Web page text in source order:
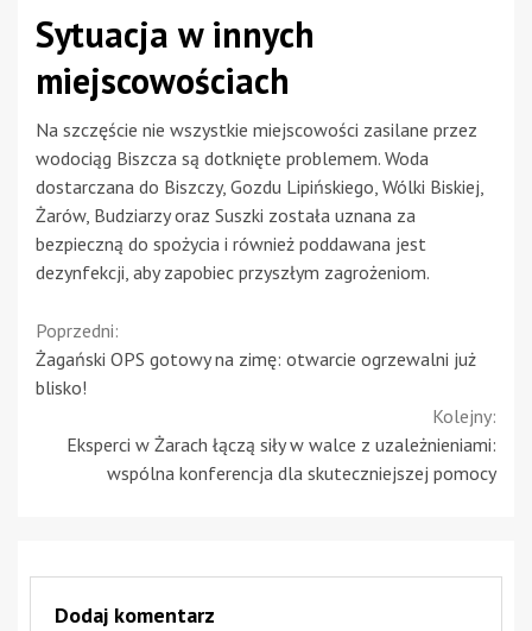
Sytuacja w innych
miejscowościach
Na szczęście nie wszystkie miejscowości zasilane przez
wodociąg Biszcza są dotknięte problemem. Woda
dostarczana do Biszczy, Gozdu Lipińskiego, Wólki Biskiej,
Żarów, Budziarzy oraz Suszki została uznana za
bezpieczną do spożycia i również poddawana jest
dezynfekcji, aby zapobiec przyszłym zagrożeniom.
Continue
Reading
Poprzedni:
Żagański OPS gotowy na zimę: otwarcie ogrzewalni już
blisko!
Kolejny:
Eksperci w Żarach łączą siły w walce z uzależnieniami:
wspólna konferencja dla skuteczniejszej pomocy
Dodaj komentarz